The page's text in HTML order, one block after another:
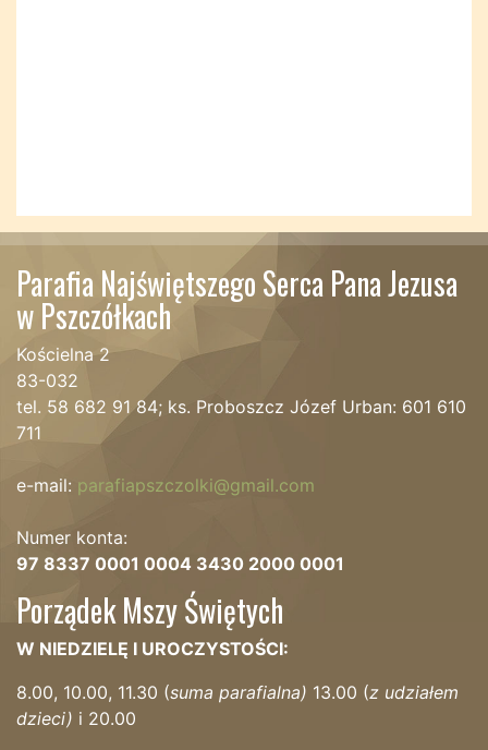
Parafia Najświętszego Serca Pana Jezusa
w Pszczółkach
Kościelna 2
83-032
tel. 58 682 91 84; ks. Proboszcz Józef Urban: 601 610
711
e-mail: parafiapszczolki@gmail.com
Numer konta:
97 8337 0001 0004 3430 2000 0001
Porządek Mszy Świętych
W NIEDZIELĘ I UROCZYSTOŚCI:
8.00, 10.00, 11.30 (suma parafialna) 13.00 (z udziałem
dzieci) i 20.00